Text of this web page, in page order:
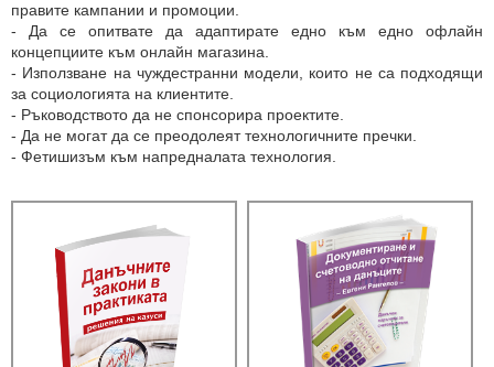
правите кампании и промоции.
- Да се опитвате да адаптирате едно към едно офлайн
концепциите към онлайн магазина.
- Използване на чуждестранни модели, които не са подходящи
за социологията на клиентите.
- Ръководството да не спонсорира проектите.
- Да не могат да се преодолеят технологичните пречки.
- Фетишизъм към напредналата технология.